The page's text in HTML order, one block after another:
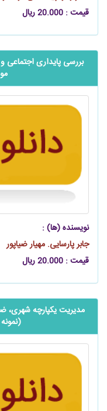
قیمت : 20.000 ریال
بررسی پایداری
نویسنده (ها) :
جابر پارسایی. مهیار ضیاپور
قیمت : 20.000 ریال
مدیریت یکپارچه شهری،